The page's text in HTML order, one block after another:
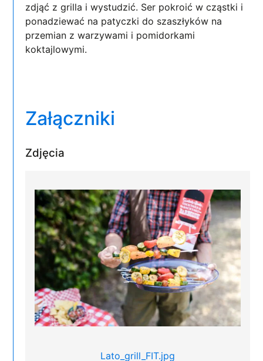
zdjąć z grilla i wystudzić. Ser pokroić w cząstki i
ponadziewać na patyczki do szaszłyków na
przemian z warzywami i pomidorkami
koktajlowymi.
Załączniki
Zdjęcia
Lato_grill_FIT.jpg